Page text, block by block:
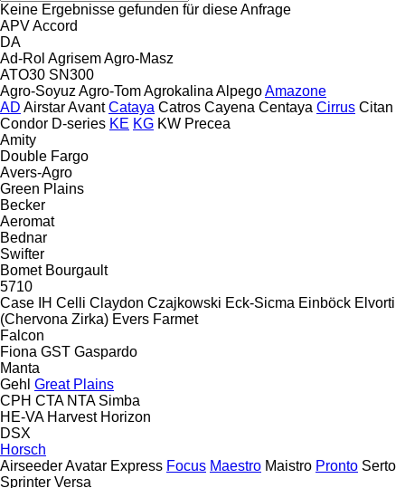
Keine Ergebnisse gefunden für diese Anfrage
APVAccord
DA
Ad-Rol AgrisemAgro-Masz
ATO30 SN300
Agro-Soyuz Agro-TomAgrokalina AlpegoAmazone
AD AirstarAvant Cataya Catros Cayena Centaya Cirrus Citan
Condor D-series KE KG KW Precea
Amity
Double Fargo
Avers-Agro
Green Plains
Becker
Aeromat
Bednar
Swifter
Bomet Bourgault
5710
Case IH Celli Claydon Czajkowski Eck-Sicma Einböck Elvorti
(Chervona Zirka) Evers Farmet
Falcon
Fiona GST Gaspardo
Manta
Gehl Great Plains
CPH CTA NTA Simba
HE-VA Harvest Horizon
DSX
Horsch
AirseederAvatar Express Focus Maestro Maistro Pronto Serto
Sprinter Versa